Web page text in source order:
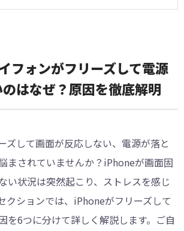
フォンがフリーズして電源
はなぜ？原因を徹底解明
ズして画面が反応しない、電源が落と
まされていませんか？iPhoneが画面固
い状況は突然起こり、ストレスを感じ
クションでは、iPhoneがフリーズして
を6つに分けて詳しく解説します。ご自